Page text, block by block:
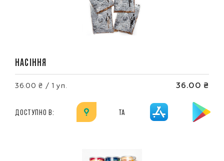
НАСІННЯ
36.00 ₴ / 1 уп. 36.00 ₴
ДОСТУПНО В: ТА